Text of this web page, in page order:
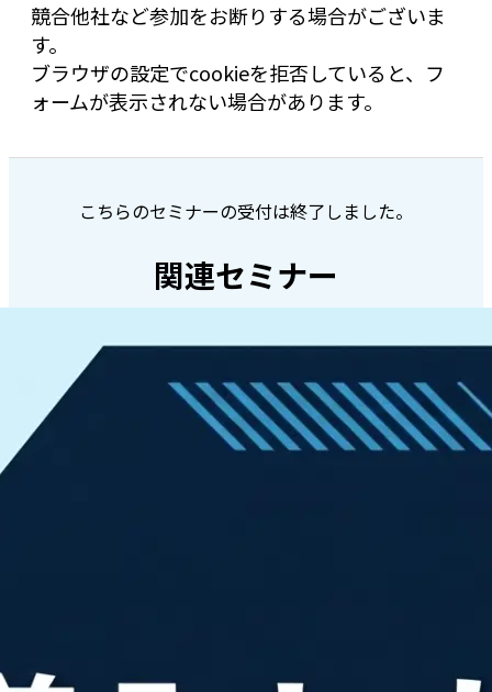
競合他社など参加をお断りする場合がございま
す。
ブラウザの設定でcookieを拒否していると、フ
ォームが表示されない場合があります。
こちらのセミナーの受付は終了しました。
関連セミナー